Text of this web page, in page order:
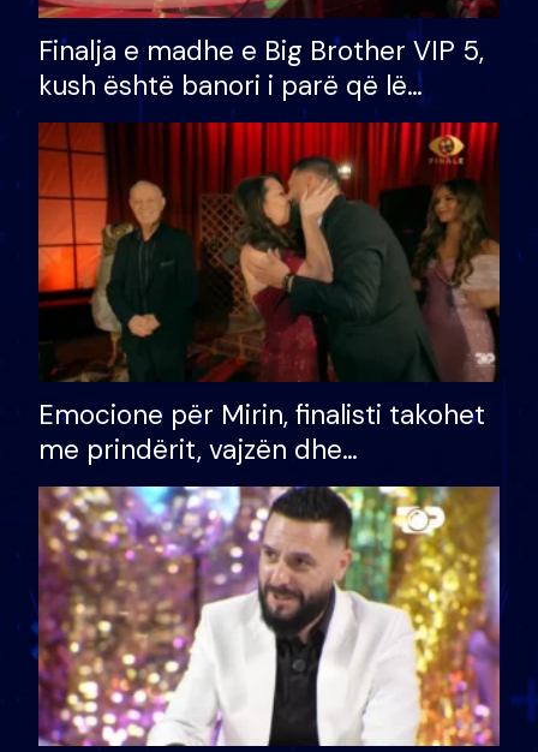
Finalja e madhe e Big Brother VIP 5,
kush është banori i parë që lë
shtëpinë dhe humb mundësinë për
të fituar çmimin e madh
Emocione për Mirin, finalisti takohet
me prindërit, vajzën dhe
bashkëshorten: S’kemi ndonjë letër
divorci apo jo?